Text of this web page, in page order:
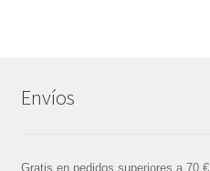
Envíos
Gratis en pedidos superiores a 70 €